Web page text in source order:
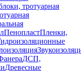
тротуарная
ПенопластПленки,
ДСП,
Древесные